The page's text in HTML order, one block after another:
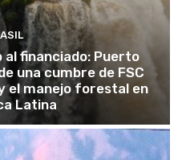
al financiado: Puerto
una cumbre de FSC
el manejo forestal en
Latina